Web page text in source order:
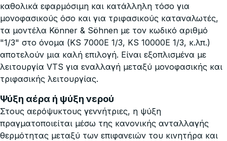
καθολικά εφαρμόσιμη και κατάλληλη τόσο για
μονοφασικούς όσο και για τριφασικούς καταναλωτές,
τα μοντέλα Könner & Söhnen με τον κωδικό αριθμό
"1/3" στο όνομα (KS 7000E 1/3, KS 10000E 1/3, κ.λπ.)
αποτελούν μια καλή επιλογή. Είναι εξοπλισμένα με
λειτουργία VTS για εναλλαγή μεταξύ μονοφασικής και
τριφασικής λειτουργίας.
Ψύξη αέρα ή ψύξη νερού
Στους αερόψυκτους γεννήτριες, η ψύξη
πραγματοποιείται μέσω της κανονικής ανταλλαγής
θερμότητας μεταξύ των επιφανειών του κινητήρα και